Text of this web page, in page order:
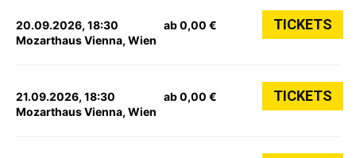
20.09.2026, 18:30
Mozarthaus Vienna, Wien
ab 0,00 € TICKETS
21.09.2026, 18:30
Mozarthaus Vienna, Wien
ab 0,00 € TICKETS